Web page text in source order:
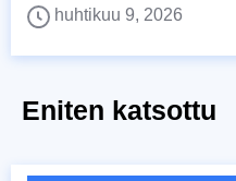
huhtikuu 9, 2026
Eniten katsottu